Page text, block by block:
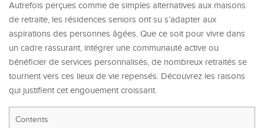
Autrefois perçues comme de simples alternatives aux maisons
de retraite, les résidences seniors ont su s’adapter aux
aspirations des personnes âgées. Que ce soit pour vivre dans
un cadre rassurant, intégrer une communauté active ou
bénéficier de services personnalisés, de nombreux retraités se
tournent vers ces lieux de vie repensés. Découvrez les raisons
qui justifient cet engouement croissant.
Contents